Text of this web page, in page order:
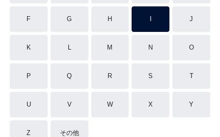
F G H J
K L M N O
P Q R S T
U V W X Y
Z その他